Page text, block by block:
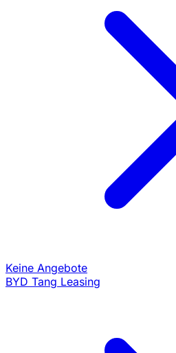
Keine Angebote
BYD Tang Leasing